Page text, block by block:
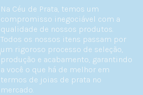
Na Céu de Prata, temos um
compromisso inegociável com a
qualidade de nossos produtos.
Todos os nossos itens passam por
um rigoroso processo de seleção,
produção e acabamento, garantindo
a você o que há de melhor em
termos de joias de prata no
mercado.